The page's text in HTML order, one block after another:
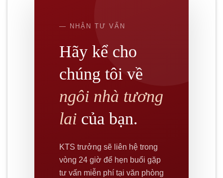
— NHẬN TƯ VẤN
Hãy kể cho
chúng tôi về
ngôi nhà tương
lai của bạn.
KTS trưởng sẽ liên hệ trong
vòng 24 giờ để hẹn buổi gặp
tư vấn miễn phí tại văn phòng